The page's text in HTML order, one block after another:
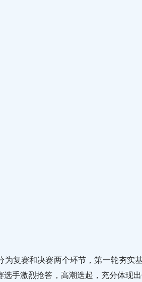
赛和决赛两个环节，第一轮夯实基
选手激烈抢答，高潮迭起，充分体现